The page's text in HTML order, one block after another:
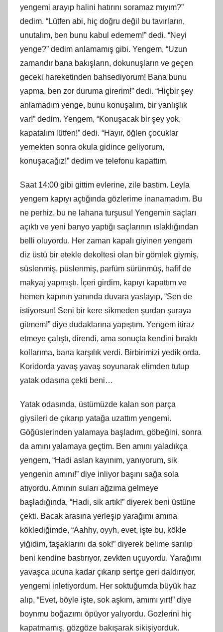
yengemi arayıp halini hatırını soramaz mıyım?”
dedim. “Lütfen abi, hiç doğru değil bu tavırların,
unutalım, ben bunu kabul edemem!” dedi. “Neyi
yenge?” dedim anlamamış gibi. Yengem, “Uzun
zamandır bana bakışların, dokunuşların ve geçen
geceki hareketinden bahsediyorum! Bana bunu
yapma, ben zor duruma girerim!” dedi. “Hiçbir şey
anlamadım yenge, bunu konuşalım, bir yanlışlık
var!” dedim. Yengem, “Konuşacak bir şey yok,
kapatalım lütfen!” dedi. “Hayır, öğlen çocuklar
yemekten sonra okula gidince geliyorum,
konuşacağız!” dedim ve telefonu kapattım.
Saat 14:00 gibi gittim evlerine, zile bastım. Leyla
yengem kapıyı açtığında gözlerime inanamadım. Bu
ne perhiz, bu ne lahana turşusu! Yengemin saçları
açıktı ve yeni banyo yaptığı saçlarının ıslaklığından
belli oluyordu. Her zaman kapalı giyinen yengem
diz üstü bir etekle dekoltesi olan bir gömlek giymiş,
süslenmiş, püslenmiş, parfüm sürünmüş, hafif de
makyaj yapmıştı. İçeri girdim, kapıyı kapattım ve
hemen kapının yanında duvara yaslayıp, “Sen de
istiyorsun! Seni bir kere sikmeden şurdan şuraya
gitmem!” diye dudaklarına yapıştım. Yengem itiraz
etmeye çalıştı, direndi, ama sonuçta kendini bıraktı
kollarıma, bana karşılık verdi. Birbirimizi yedik orda.
Koridorda yavaş yavaş soyunarak elimden tutup
yatak odasına çekti beni…
Yatak odasında, üstümüzde kalan son parça
giysileri de çıkarıp yatağa uzattım yengemi.
Göğüslerinden yalamaya başladım, göbeğini, sonra
da amını yalamaya geçtim. Ben amını yaladıkça
yengem, “Hadi aslan kayınım, yanıyorum, sik
yengenin amını!” diye inliyor başını sağa sola
atıyordu. Amının suları ağzıma gelmeye
başladığında, “Hadi, sik artık!” diyerek beni üstüne
çekti. Bacak arasına yerleşip yarağımı amına
köklediğimde, “Aahhy, oyyh, evet, işte bu, kökle
yiğidim, taşaklarını da sok!” diyerek belime sarılıp
beni kendine bastırıyor, zevkten uçuyordu. Yarağımı
yavaşca ucuna kadar çıkarıp sertçe geri daldırıyor,
yengemi inletiyordum. Her soktuğumda büyük haz
alıp, “Evet, böyle işte, sok aşkım, amımı yırt!” diye
boynmu boğazımı öpüyor yalıyordu. Gozlerini hiç
kapatmamış, gözgöze bakışarak sikişiyorduk.